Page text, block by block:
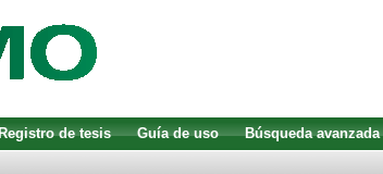
de tesis Guía de uso
Búsqueda avanzada